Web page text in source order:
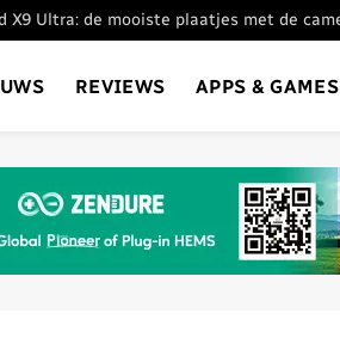
REVIEWS APPS & GAMES